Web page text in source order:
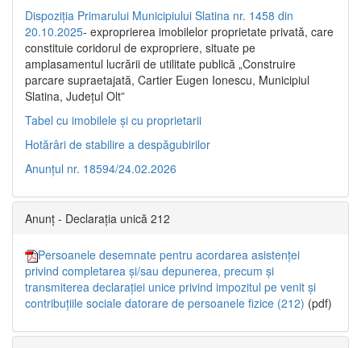
Dispoziția Primarului Municipiului Slatina nr. 1458 din
20.10.2025- exproprierea imobilelor proprietate privată, care
constituie coridorul de expropriere, situate pe
amplasamentul lucrării de utilitate publică „Construire
parcare supraetajată, Cartier Eugen Ionescu, Municipiul
Slatina, Județul Olt”
Tabel cu imobilele și cu proprietarii
Hotărâri de stabilire a despăgubirilor
Anunțul nr. 18594/24.02.2026
Anunț - Declarația unică 212
Persoanele desemnate pentru acordarea asistenței
privind completarea și/sau depunerea, precum și
transmiterea declarației unice privind impozitul pe venit și
contribuțiile sociale datorare de persoanele fizice (212) (pdf)